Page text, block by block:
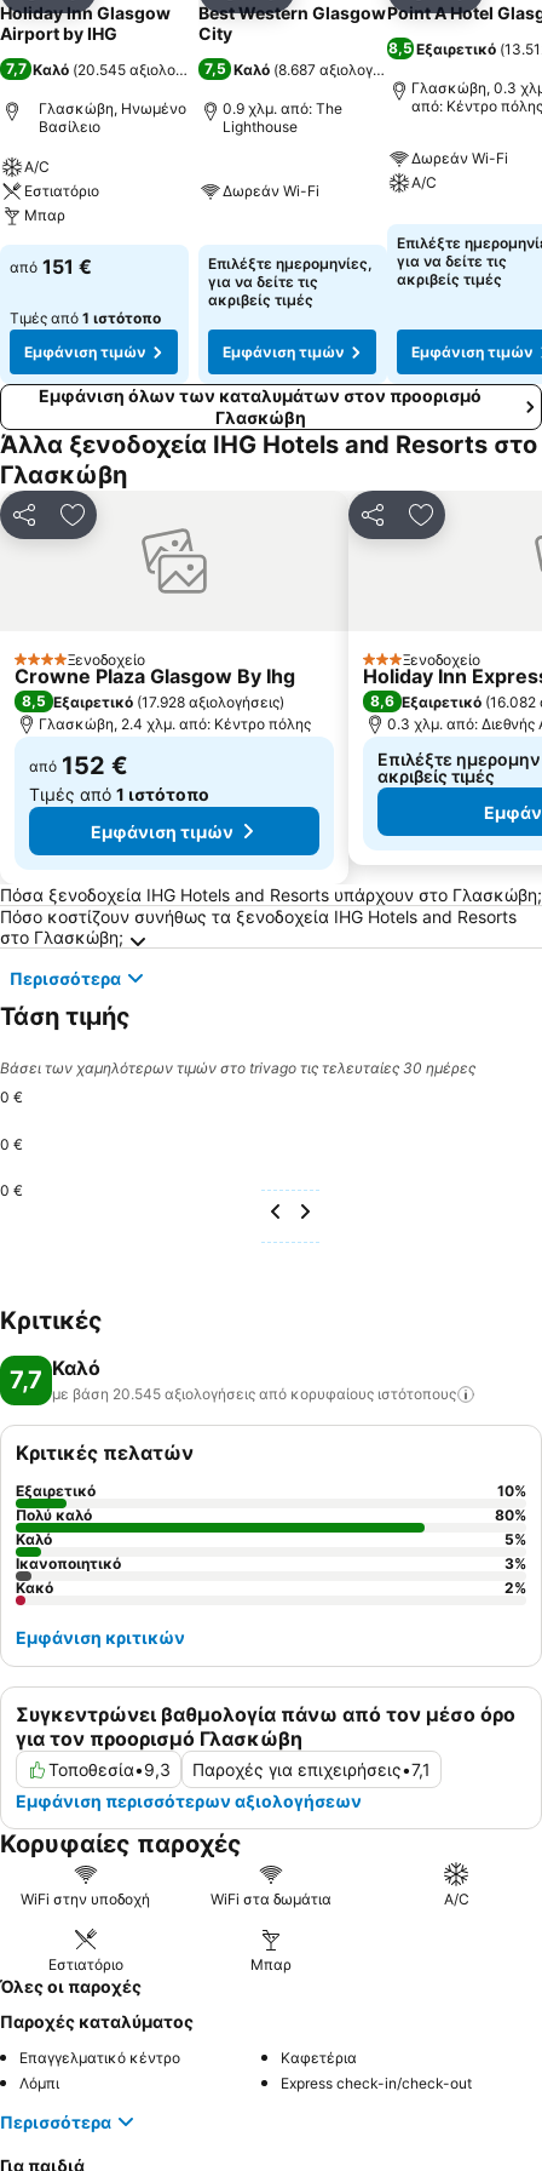
Holiday Inn Glasgow
Airport by IHG
7,7 Καλό (20.545 αξιολογήσεις)
Γλασκώβη, Ηνωμένο
Βασίλειο
A/C
Εστιατόριο
Μπαρ
από 151 €
Τιμές από 1 ιστότοπο
Εμφάνιση τιμών
Best Western Glasgow
City
7,5 Καλό (8.687 αξιολογήσεις
0.9 χλμ. από: The
Lighthouse
Δωρεάν Wi-Fi
Επιλέξτε ημερομηνίες,
για να δείτε τις
ακριβείς τιμές
Εμφάνιση τιμών
Point A Hotel
8,5Εξαιρετικό (
Γλασκώβη, 0.3
από: Κέντρο πόλης
Δωρεάν Wi-Fi
A/C
Επιλέξτε
για να δείτε τις
ακριβείς τιμές
Εμφάνιση τιμών
Εμφάνιση όλων των καταλυμάτων στον προορισμό
Γλασκώβη
Άλλα ξενοδοχεία IHG Hotels and Resorts στο
Γλασκώβη
ΚοινοποίησηΠροσθήκη στα αγαπημένα
4 ΑστέριαΞενοδοχείο
Crowne Plaza Glasgow By Ihg
8,5 Εξαιρετικό (17.928 αξιολογήσεις)
Γλασκώβη, 2.4 χλμ. από: Κέντρο πόλης
από 152 €
Τιμές από 1 ιστότοπο
Εμφάνιση τιμών
ΚοινοποίησηΠροσθήκη
3 ΑστέριαΞενοδοχείο
Holiday Inn
8,6 Εξαιρετικό (16.082
0.3 χλμ. από:
Επιλέξτε
ακριβείς τιμές
Συχνές Ερωτήσεις για τον προορισμό
Πόσα ξενοδοχεία IHG Hotels and Resorts υπάρχουν στο Γλασκώβη;
Πόσο κοστίζουν συνήθως τα ξενοδοχεία IHG Hotels and Resorts
στο Γλασκώβη;
Περισσότερα
Τάση τιμής
Βάσει των χαμηλότερων τιμών στο trivago τις τελευταίες 30 ημέρες
0 €
0 €
0 €
Κριτικές
7,7 Καλό
με βάση 20.545 αξιολογήσεις από κορυφαίους ιστότοπους
Συγκεντρώνει βαθμολογία πάνω από τον μέσο όρο
για τον προορισμό Γλασκώβη
Τοποθεσία•9,3 Παροχές για επιχειρήσεις•7,1
Εμφάνιση περισσότερων αξιολογήσεων
Κριτικές πελατών
Εξαιρετικό 10%
Πολύ καλό
80%
Καλό
5%
Ικανοποιητικό
3%
Κακό
2%
Εμφάνιση κριτικών
Κορυφαίες παροχές
WiFi στην υποδοχή WiFi στα δωμάτια A/C
Εστιατόριο Μπαρ
Όλες οι παροχές
Παροχές καταλύματος
Επαγγελματικό κέντρο
Καφετέρια
Λόμπι
Express check-in/check-out
Περισσότερα
Για παιδιά